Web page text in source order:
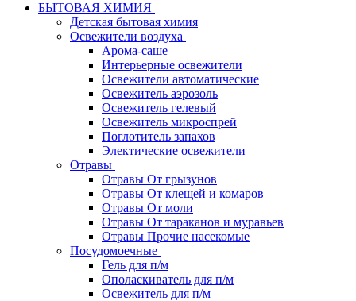
БЫТОВАЯ ХИМИЯ
Детская бытовая химия
Освежители воздуха
Арома-саше
Интерьерные освежители
Освежители автоматические
Освежитель аэрозоль
Освежитель гелевый
Освежитель микроспрей
Поглотитель запахов
Электические освежители
Отравы
Отравы От грызунов
Отравы От клещей и комаров
Отравы От моли
Отравы От тараканов и муравьев
Отравы Прочие насекомые
Посудомоечные
Гель для п/м
Ополаскиватель для п/м
Освежитель для п/м